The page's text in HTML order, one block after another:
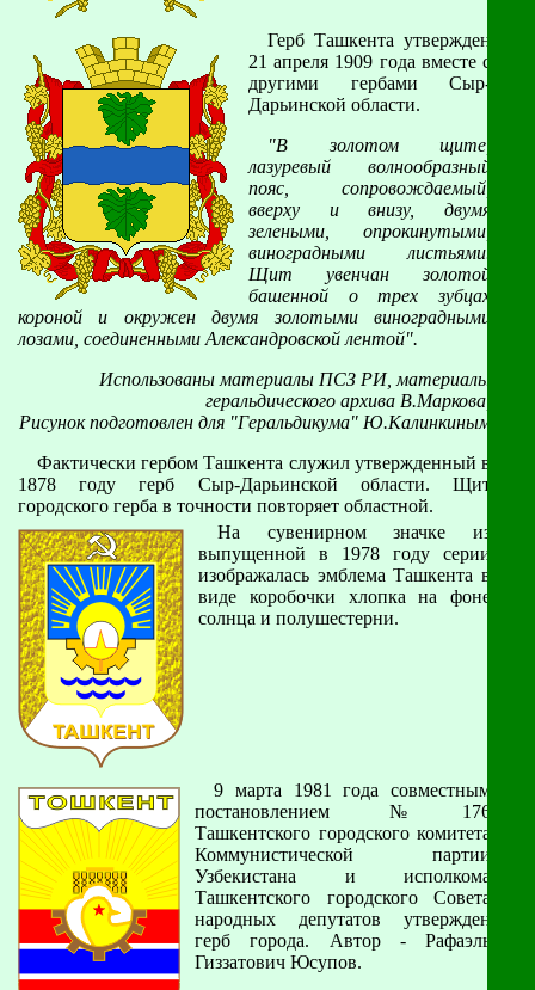
Герб Ташкента утвержден
21 апреля 1909 года вместе с
другими гербами Сыр-
Дарьинской области.
"В золотом щите,
лазуревый волнообразный
пояс, сопровождаемый,
вверху и внизу, двумя
зелеными, опрокинутыми,
виноградными листьями.
Щит увенчан золотой
башенной о трех зубцах
короной и окружен двумя золотыми виноградными
лозами, соединенными Александровской лентой".
Использованы материалы ПСЗ РИ, материалы
геральдического архива В.Маркова,
Рисунок подготовлен для "Геральдикума" Ю.Калинкиным
Фактически гербом Ташкента служил утвержденный в
1878 году герб Сыр-Дарьинской области. Щит
городского герба в точности повторяет областной.
На сувенирном значке из
выпущенной в 1978 году серии
изображалась эмблема Ташкента в
виде коробочки хлопка на фоне
солнца и полушестерни.
9 марта 1981 года совместным
постановлением №176
Ташкентского городского комитета
Коммунистической партии
Узбекистана и исполкома
Ташкентского городского Совета
народных депутатов утвержден
герб города. Автор - Рафаэль
Гиззатович Юсупов.